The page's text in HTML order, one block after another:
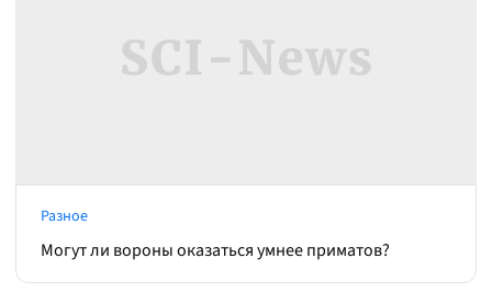
Разное
Могут ли вороны оказаться умнее приматов?